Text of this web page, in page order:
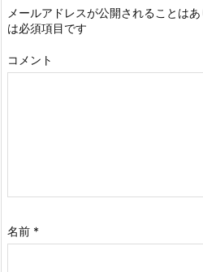
メールアドレスが公開されることはあ
は必須項目です
コメント
名前 *